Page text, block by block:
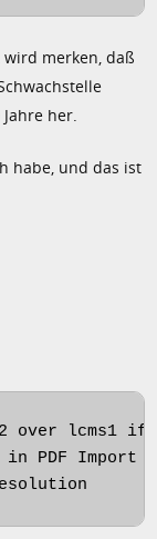
merken, daß
her.
habe, und das ist
over lcms1 if
PDF Import